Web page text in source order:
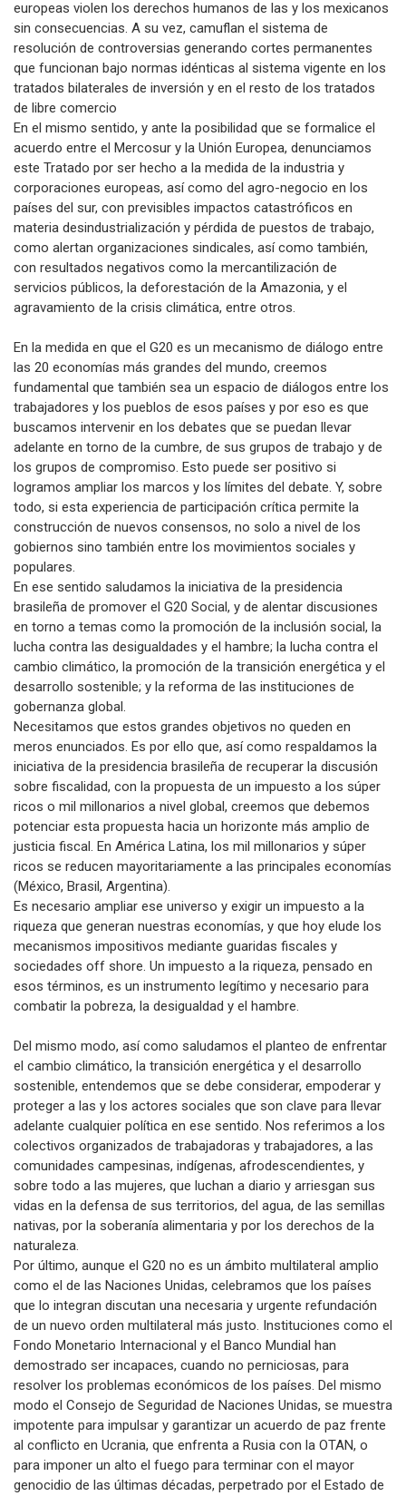
europeas violen los derechos humanos de las y los mexicanos
sin consecuencias. A su vez, camuflan el sistema de
resolución de controversias generando cortes permanentes
que funcionan bajo normas idénticas al sistema vigente en los
tratados bilaterales de inversión y en el resto de los tratados
de libre comercio
En el mismo sentido, y ante la posibilidad que se formalice el
acuerdo entre el Mercosur y la Unión Europea, denunciamos
este Tratado por ser hecho a la medida de la industria y
corporaciones europeas, así como del agro-negocio en los
países del sur, con previsibles impactos catastróficos en
materia desindustrialización y pérdida de puestos de trabajo,
como alertan organizaciones sindicales, así como también,
con resultados negativos como la mercantilización de
servicios públicos, la deforestación de la Amazonia, y el
agravamiento de la crisis climática, entre otros.
En la medida en que el G20 es un mecanismo de diálogo entre
las 20 economías más grandes del mundo, creemos
fundamental que también sea un espacio de diálogos entre los
trabajadores y los pueblos de esos países y por eso es que
buscamos intervenir en los debates que se puedan llevar
adelante en torno de la cumbre, de sus grupos de trabajo y de
los grupos de compromiso. Esto puede ser positivo si
logramos ampliar los marcos y los límites del debate. Y, sobre
todo, si esta experiencia de participación crítica permite la
construcción de nuevos consensos, no solo a nivel de los
gobiernos sino también entre los movimientos sociales y
populares.
En ese sentido saludamos la iniciativa de la presidencia
brasileña de promover el G20 Social, y de alentar discusiones
en torno a temas como la promoción de la inclusión social, la
lucha contra las desigualdades y el hambre; la lucha contra el
cambio climático, la promoción de la transición energética y el
desarrollo sostenible; y la reforma de las instituciones de
gobernanza global.
Necesitamos que estos grandes objetivos no queden en
meros enunciados. Es por ello que, así como respaldamos la
iniciativa de la presidencia brasileña de recuperar la discusión
sobre fiscalidad, con la propuesta de un impuesto a los súper
ricos o mil millonarios a nivel global, creemos que debemos
potenciar esta propuesta hacia un horizonte más amplio de
justicia fiscal. En América Latina, los mil millonarios y súper
ricos se reducen mayoritariamente a las principales economías
(México, Brasil, Argentina).
Es necesario ampliar ese universo y exigir un impuesto a la
riqueza que generan nuestras economías, y que hoy elude los
mecanismos impositivos mediante guaridas fiscales y
sociedades off shore. Un impuesto a la riqueza, pensado en
esos términos, es un instrumento legítimo y necesario para
combatir la pobreza, la desigualdad y el hambre.
Del mismo modo, así como saludamos el planteo de enfrentar
el cambio climático, la transición energética y el desarrollo
sostenible, entendemos que se debe considerar, empoderar y
proteger a las y los actores sociales que son clave para llevar
adelante cualquier política en ese sentido. Nos referimos a los
colectivos organizados de trabajadoras y trabajadores, a las
comunidades campesinas, indígenas, afrodescendientes, y
sobre todo a las mujeres, que luchan a diario y arriesgan sus
vidas en la defensa de sus territorios, del agua, de las semillas
nativas, por la soberanía alimentaria y por los derechos de la
naturaleza.
Por último, aunque el G20 no es un ámbito multilateral amplio
como el de las Naciones Unidas, celebramos que los países
que lo integran discutan una necesaria y urgente refundación
de un nuevo orden multilateral más justo. Instituciones como el
Fondo Monetario Internacional y el Banco Mundial han
demostrado ser incapaces, cuando no perniciosas, para
resolver los problemas económicos de los países. Del mismo
modo el Consejo de Seguridad de Naciones Unidas, se muestra
impotente para impulsar y garantizar un acuerdo de paz frente
al conflicto en Ucrania, que enfrenta a Rusia con la OTAN, o
para imponer un alto el fuego para terminar con el mayor
genocidio de las últimas décadas, perpetrado por el Estado de